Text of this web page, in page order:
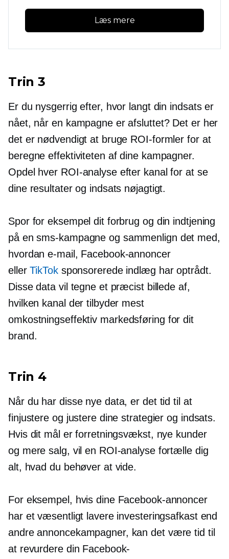
Læs mere
Trin 3
Er du nysgerrig efter, hvor langt din indsats er
nået, når en kampagne er afsluttet? Det er her
det er nødvendigt at bruge ROI-formler for at
beregne effektiviteten af ​​dine kampagner.
Opdel hver ROI-analyse efter kanal for at se
dine resultater og indsats nøjagtigt.
Spor for eksempel dit forbrug og din indtjening
på en sms-kampagne og sammenlign det med,
hvordan e-mail, Facebook-annoncer
ellerTikToksponsorerede indlæg har optrådt.
Disse data vil tegne et præcist billede af,
hvilken kanal der tilbyder mest
omkostningseffektiv markedsføring for dit
brand.
Trin 4
Når du har disse nye data, er det tid til at
finjustere og justere dine strategier og indsats.
Hvis dit mål er forretningsvækst, nye kunder
og mere salg, vil en ROI-analyse fortælle dig
alt, hvad du behøver at vide.
For eksempel, hvis dine Facebook-annoncer
har et væsentligt lavere investeringsafkast end
andre annoncekampagner, kan det være tid til
at revurdere din Facebook-